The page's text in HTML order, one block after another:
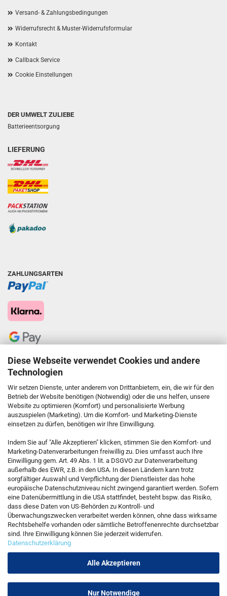
Diese Webseite verwendet Cookies und andere
Technologien
Wir setzen Dienste, unter anderem von Drittanbietern, ein, die wir für den
Betrieb der Website benötigen (Notwendig) oder die uns helfen, unsere
Website zu optimieren (Komfort) und personalisierte Werbung
auszuspielen (Marketing). Um die Komfort- und Marketing-Dienste
einsetzen zu dürfen, benötigen wir Ihre Einwilligung.
Indem Sie auf "Alle Akzeptieren" klicken, stimmen Sie den Komfort- und
Marketing-Datenverarbeitungen freiwillig zu. Dies umfasst auch Ihre
Einwilligung gem. Art. 49 Abs. 1 lit. a DSGVO zur Datenverarbeitung
außerhalb des EWR, z.B. in den USA. In diesen Ländern kann trotz
sorgfältiger Auswahl und Verpflichtung der Dienstleister das hohe
europäische Datenschutzniveau nicht zwingend garantiert werden. Sofern
eine Datenübermittlung in die USA stattfindet, besteht bspw. das Risiko,
dass diese Daten von US-Behörden zu Kontroll- und
Überwachungszwecken verarbeitet werden können, ohne dass wirksame
Rechtsbehelfe vorhanden oder sämtliche Betroffenenrechte durchsetzbar
sind. Ihre Einwilligung können Sie jederzeit widerrufen.
Datenschutzerklärung
Alle Akzeptieren
Nur Notwendige
Versand- & Zahlungsbedingungen
Widerrufsrecht & Muster-Widerrufsformular
Kontakt
Callback Service
Cookie Einstellungen
DER UMWELT ZULIEBE
Batterieentsorgung
LIEFERUNG
ZAHLUNGSARTEN
KONTAKT
Kostenfreie Service-Hotline
0800 5892815
Callback Service
Kontaktformular